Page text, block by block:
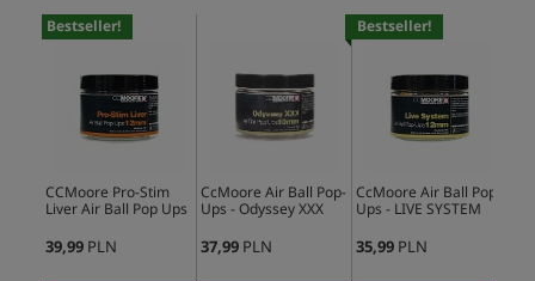
Bestseller!
CCMoore Pro-Stim
Liver Air Ball Pop Ups
39,99 PLN
CcMoore Air Ball Pop-
Ups - Odyssey XXX
37,99 PLN
Bestseller!
CcMoore Air Ball Pop-
Ups - LIVE SYSTEM
35,99 PLN